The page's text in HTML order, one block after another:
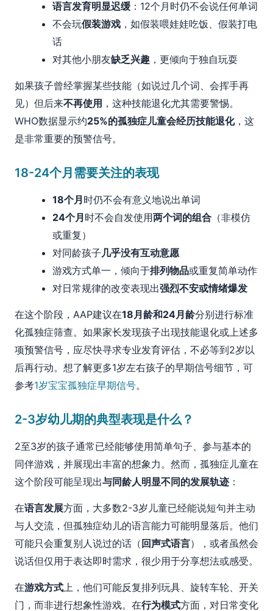
语言发育明显迟缓 ：12个月时仍不会说任何单词
不会玩假装游戏 ，如假装喂娃娃吃饭、假装打电
话
对其他小朋友缺乏兴趣 ，更倾向于独自玩耍
如果孩子曾经掌握某些技能（如说过几个词、会挥手再
见）但后来不再使用 ，这种技能退化尤其需要警惕。
WHO数据显示约25%的孤独症儿童会经历技能退化，这
是非常重要的预警信号。
18-24个月需要关注的表现
18个月 时仍不会有意义地说出单词
24个月 时不会自发使用两个词的组合 （非模仿
或重复）
对同龄孩子几乎没有互动意愿
游戏方式单一，倾向于排列物品或重复简单动作
对日常规律的改变表现出强烈不安或情绪爆发
在这个阶段，AAP建议在18月龄和24月龄分别进行标准
化孤独症筛查。如果家长发现孩子出现技能退化或上述多
项预警信号，应尽快寻求专业发育评估，不必等到2岁以
后再行动。想了解更多1岁左右孩子的早期信号细节，可
参考1岁宝宝孤独症早期信号。
2-3岁幼儿期的典型表现是什么？
2至3岁的孩子通常已经能够使用简单句子、参与基本的
同伴游戏，并展现出丰富的想象力。然而，孤独症儿童在
这个阶段可能呈现出与同龄人明显不同的发展轨迹 ：
在语言发展方面，大多数2-3岁儿童已经能说短句并主动
与人交流，但孤独症幼儿的语言能力可能明显落后。他们
可能只会重复别人说过的话（ 回声式语言），或者虽然会
说话但仅用于表达即时需求，很少用于分享想法或感受。
在游戏方式上，他们可能反复排列玩具、旋转车轮、开关
门，而非进行想象性游戏。在行为模式方面，对日常变化